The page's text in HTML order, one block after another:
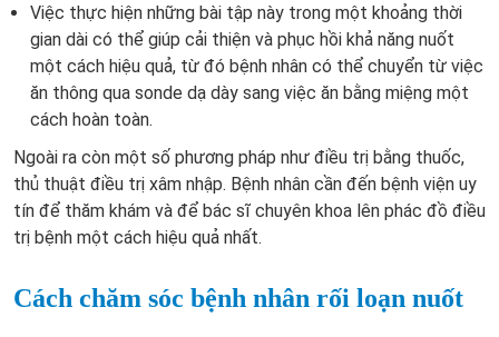
Việc thực hiện những bài tập này trong một khoảng thời
gian dài có thể giúp cải thiện và phục hồi khả năng nuốt
một cách hiệu quả, từ đó bệnh nhân có thể chuyển từ việc
ăn thông qua sonde dạ dày sang việc ăn bằng miệng một
cách hoàn toàn.
Ngoài ra còn một số phương pháp như điều trị bằng thuốc,
thủ thuật điều trị xâm nhập. Bệnh nhân cần đến bệnh viện uy
tín để thăm khám và để bác sĩ chuyên khoa lên phác đồ điều
trị bệnh một cách hiệu quả nhất.
Cách chăm sóc bệnh nhân rối loạn nuốt